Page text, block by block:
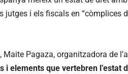
jutges i els fiscals en “còmplices
Pagaza, organitzadora de
i elements que vertebren l’estat